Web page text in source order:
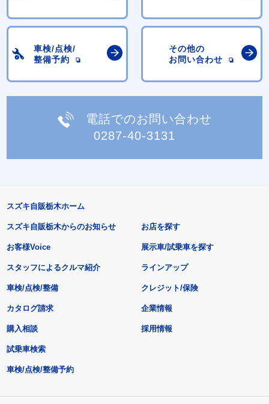
車検/点検/
整備予約
その他の
お問い合わせ
電話でのお問い合わせ
0287-40-3131
スズキ自販栃木ホーム
スズキ自販栃木からのお知らせ
お客様Voice
スタッフによるクルマ紹介
お店を探す
展示車/試乗車を探す
ラインアップ
車検/点検/整備 クレジット/保険
カタログ請求
購入相談
試乗車検索
車検/点検/整備予約
企業情報
採用情報